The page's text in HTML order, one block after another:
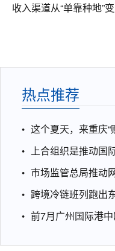
收入渠道从“单靠种地”
热点推荐
这个夏天，来重庆“
上合组织是推动国
市场监管总局推动
跨境冷链班列跑出
前7月广州国际港